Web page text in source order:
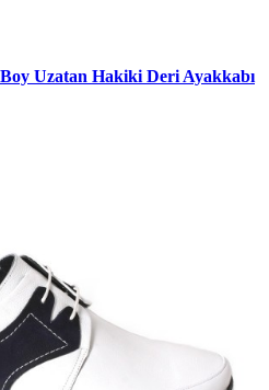
Uzatan Hakiki Deri Ayakkabı